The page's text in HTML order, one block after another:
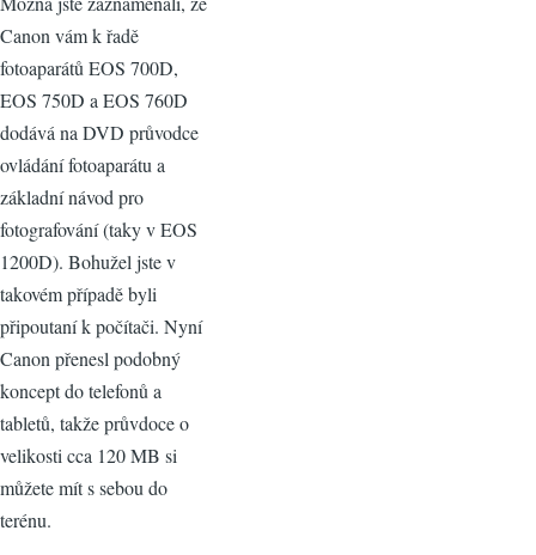
Canon vám k řadě
fotoaparátů EOS 700D,
EOS 750D a EOS 760D
dodává na DVD průvodce
ovládání fotoaparátu a
základní návod pro
fotografování (taky v EOS
1200D). Bohužel jste v
takovém případě byli
připoutaní k počítači. Nyní
Canon přenesl podobný
koncept do telefonů a
tabletů, takže průvdoce o
velikosti cca 120 MB si
můžete mít s sebou do
terénu.